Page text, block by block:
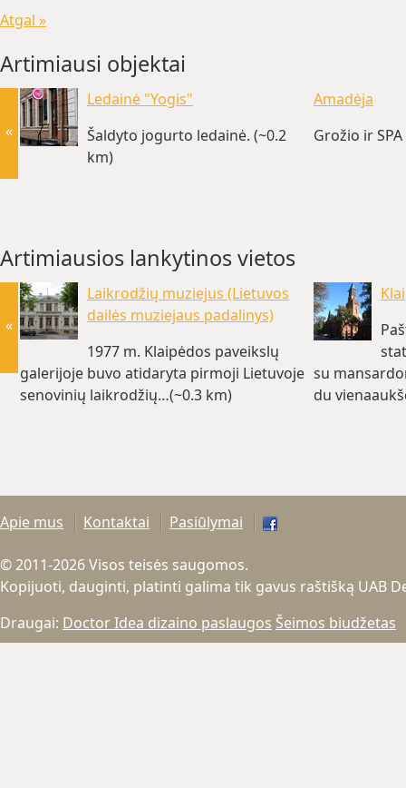
Atgal »
Artimiausi objektai
Ledainė "Yogis"
Šaldyto jogurto ledainė. (~0.2
km)
Amadėja
Grožio ir
«
Artimiausios lankytinos vietos
Laikrodžių muziejus (Lietuvos
dailės muziejaus padalinys)
1977 m. Klaipėdos paveikslų
galerijoje buvo atidaryta pirmoji Lietuvoje
senovinių laikrodžių…(~0.3 km)
su
du
«
Apie mus Kontaktai Pasiūlymai
© 2011-2026 Visos teisės saugomos.
Kopijuoti, dauginti, platinti galima tik gavus raštišką UAB
Draugai: Doctor Idea dizaino paslaugos Šeimos biudžetas